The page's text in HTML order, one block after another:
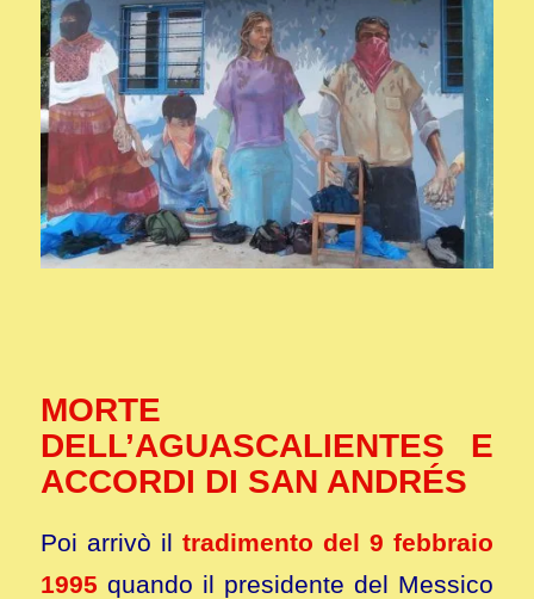
MORTE
DELL’AGUASCALIENTES E
ACCORDI DI SAN ANDRÉS
Poi arrivò il tradimento del 9 febbraio
1995 quando il presidente del Messico